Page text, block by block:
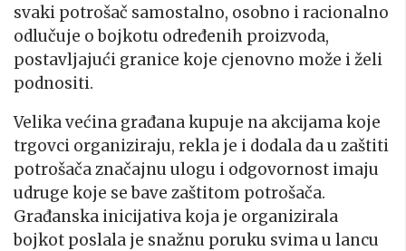
svaki potrošač samostalno, osobno i racionalno
odlučuje o bojkotu određenih proizvoda,
postavljajući granice koje cjenovno može i želi
podnositi.
Velika većina građana kupuje na akcijama koje
trgovci organiziraju, rekla je i dodala da u zaštiti
potrošača značajnu ulogu i odgovornost imaju
udruge koje se bave zaštitom potrošača.
Građanska inicijativa koja je organizirala
bojkot poslala je snažnu poruku svima u lancu